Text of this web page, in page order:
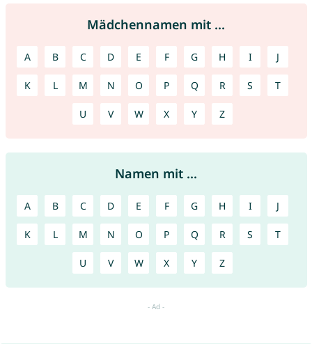
Mädchennamen mit ...
A B C D E F G H I J
K L M N O P Q R S T
U V W X Y Z
Namen mit ...
A B C D E F G H I J
K L M N O P Q R S T
U V W X Y Z